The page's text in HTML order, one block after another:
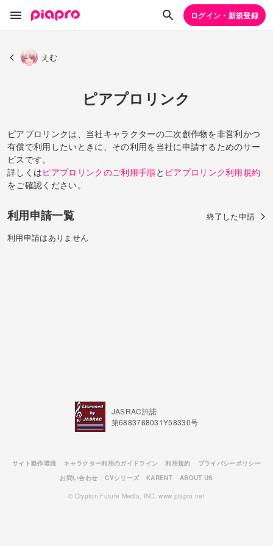
ログイン・新規登録
えむ
ピアプロリンク
ピアプロリンクは、当社キャラクターの二次創作物を非営利かつ
有償で利用したいときに、その利用を当社に申請するためのサー
ビスです。
詳しくはピアプロリンクのご利用手順と ピアプロリンク利用規約
をご確認ください。
利用申請一覧
終了した申請
利用申請はありません
JASRAC許諾
第6883788031Y58330号
サイト動作環境 キャラクター利用のガイドライン 利用規約
プライバシーポリシー
お問い合わせ
CVシリーズ KARENT ABOUT US
© Crypton Future Media, INC. www.piapro.net